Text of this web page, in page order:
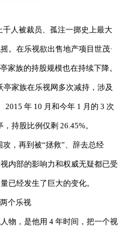
人被裁员、孤注一掷史上最大
。在乐视欲出售地产项目世茂·
家族的持股规模也在持续下降。
家族在乐视网多次减持，涉及
2015 年 10 月和今年 1 月的 3 次
持股比例仅剩 26.45%。
，再到被“拯救”、辞去总经
内部的影响力和权威无疑都已受
已经发生了巨大的变化。
个乐视
，是他用 4 年时间，把一个视